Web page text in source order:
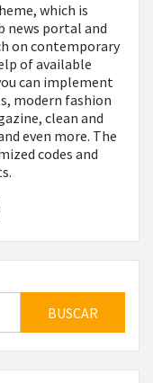
which is
news portal and
on contemporary
of available
can implement
modern fashion
clean and
even more. The
codes and